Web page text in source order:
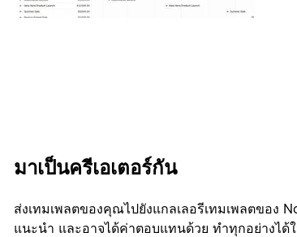
มาเป็นครีเอเตอร์กัน
ส่งเทมเพลตของคุณไปยังแกลเลอรีเทมเพลตของ
แนะนำ และอาจได้ค่าตอบแทนด้วย ทำทุกอย่างได้